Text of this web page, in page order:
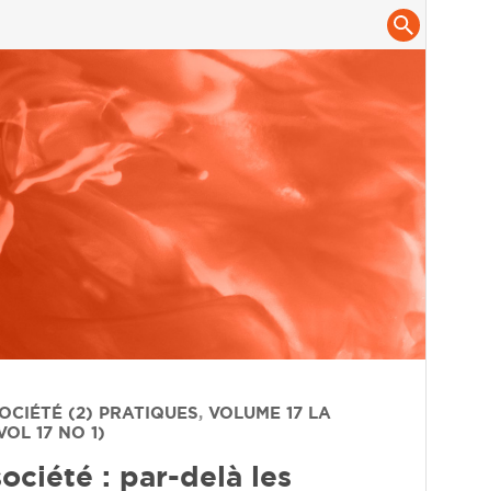
(2) PRATIQUES, VOLUME 17 LA
17 NO 1)
: par-delà les